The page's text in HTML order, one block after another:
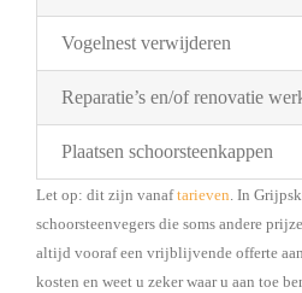
Vogelnest verwijderen
Reparatie’s en/of renovatie
Plaatsen schoorsteenkappen
Let op: dit zijn vanaftarieven . In
schoorsteenvegers die soms andere
altijd vooraf een vrijblijvende offerte
kosten en weet u zeker waar u aan toe